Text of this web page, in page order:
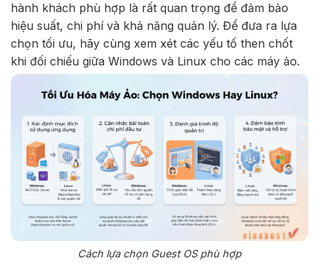
hành khách phù hợp là rất quan trọng để đảm bảo
hiệu suất, chi phí và khả năng quản lý. Để đưa ra lựa
chọn tối ưu, hãy cùng xem xét các yếu tố then chốt
khi đối chiếu giữa Windows và Linux cho các máy ảo.
Cách lựa chọn Guest OS phù hợp